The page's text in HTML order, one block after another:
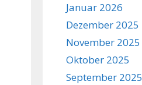
Januar 2026
Dezember 2025
November 2025
Oktober 2025
September 2025